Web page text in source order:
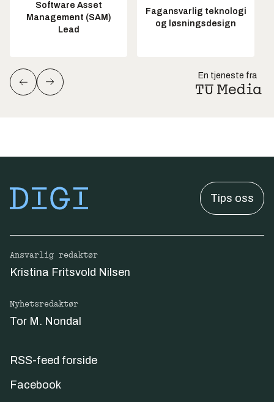
Software Asset
Management (SAM)
Lead
Fagansvarlig teknologi
og løsningsdesign
En tjeneste fra
Tips oss
Ansvarlig redaktør
Kristina Fritsvold Nilsen
Nyhetsredaktør
Tor M. Nondal
RSS-feed forside
Facebook